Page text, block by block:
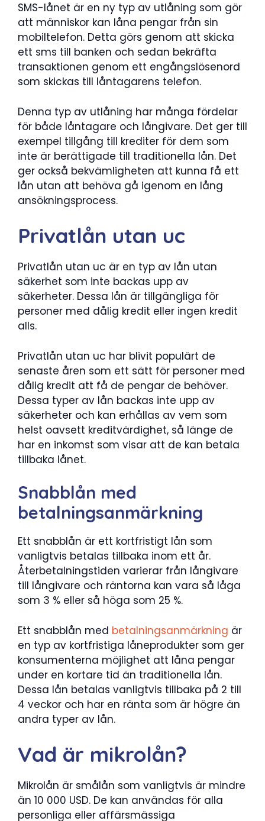
SMS-lånet är en ny typ av utlåning som gör
att människor kan låna pengar från sin
mobiltelefon. Detta görs genom att skicka
ett sms till banken och sedan bekräfta
transaktionen genom ett engångslösenord
som skickas till låntagarens telefon.
Denna typ av utlåning har många fördelar
för både låntagare och långivare. Det ger till
exempel tillgång till krediter för dem som
inte är berättigade till traditionella lån. Det
ger också bekvämligheten att kunna få ett
lån utan att behöva gå igenom en lång
ansökningsprocess.
Privatlån utan uc
Privatlån utan uc är en typ av lån utan
säkerhet som inte backas upp av
säkerheter. Dessa lån är tillgängliga för
personer med dålig kredit eller ingen kredit
alls.
Privatlån utan uc har blivit populärt de
senaste åren som ett sätt för personer med
dålig kredit att få de pengar de behöver.
Dessa typer av lån backas inte upp av
säkerheter och kan erhållas av vem som
helst oavsett kreditvärdighet, så länge de
har en inkomst som visar att de kan betala
tillbaka lånet.
Snabblån med
betalningsanmärkning
Ett snabblån är ett kortfristigt lån som
vanligtvis betalas tillbaka inom ett år.
Återbetalningstiden varierar från långivare
till långivare och räntorna kan vara så låga
som 3 % eller så höga som 25 %.
Ett snabblån med betalningsanmärkning är
en typ av kortfristiga låneprodukter som ger
konsumenterna möjlighet att låna pengar
under en kortare tid än traditionella lån.
Dessa lån betalas vanligtvis tillbaka på 2 till
4 veckor och har en ränta som är högre än
andra typer av lån.
Vad är mikrolån?
Mikrolån är smålån som vanligtvis är mindre
än 10 000 USD. De kan användas för alla
personliga eller affärsmässiga